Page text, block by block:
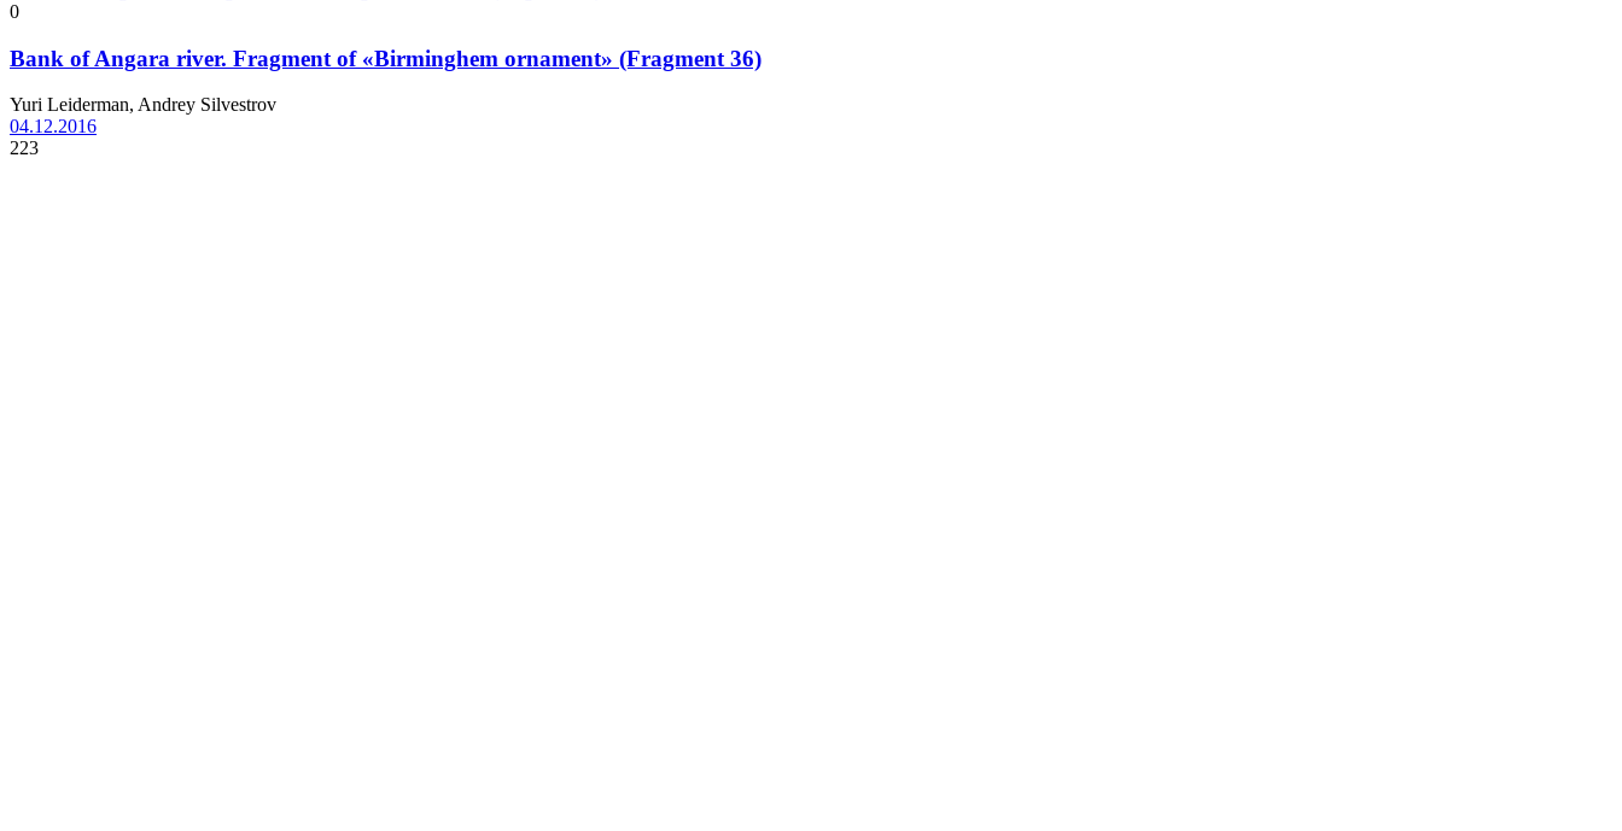
0
Bank of Angara river. Fragment of «Birminghem ornament» (Fragment 36)
Yuri Leiderman, Andrey Silvestrov
04.12.2016
223